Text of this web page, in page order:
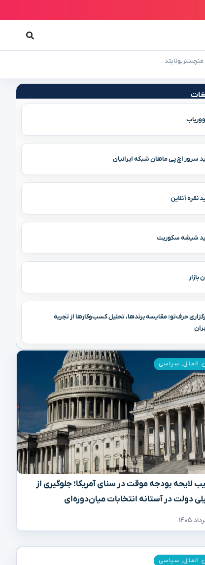
سرور اچ پی ماهان شبکه ایرانیان
نقره آنلاین
شیشه سکوریت
بازار
حرف‌تو: مقایسه برندها، تحلیل کسب‌وکارها از تجربه
لایحه بودجه موقت در سنای آمریکا؛ جلوگیری از
دولت در آستانه انتخابات میان‌دوره‌ای
الملل, سیاسی
الملل, سیاسی